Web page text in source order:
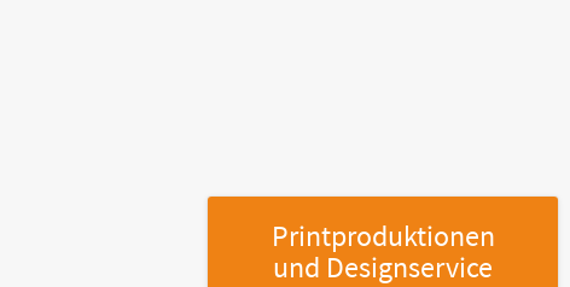
Printproduktionen
und Designservice